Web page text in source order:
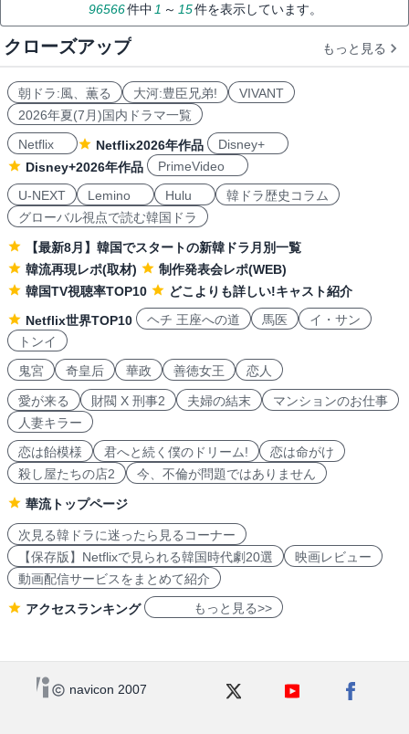
96566件中 1 ～ 15件を表示しています。
クローズアップ もっと見る
朝ドラ:風、薫る 大河:豊臣兄弟!
VIVANT
2026年夏(7月)国内ドラマ一覧
Netflix
Netflix2026年作品
Disney+
Disney+2026年作品
PrimeVideo
U-NEXT
Lemino Hulu
韓ドラ歴史コラム
グローバル視点で読む韓国ドラ
【最新8月】韓国でスタートの新韓ドラ月別一覧
韓流再現レポ(取材)
制作発表会レポ(WEB)
韓国TV視聴率TOP10
どこよりも詳しい!キャスト紹介
Netflix世界TOP10
ヘチ 王座への道 馬医
イ・サン
トンイ
鬼宮
奇皇后 華政 善徳女王 恋人
愛が来る 財閥 X 刑事2 夫婦の結末
マンションのお仕事
人妻キラー
恋は飴模様
君へと続く僕のドリーム!
恋は命がけ
殺し屋たちの店2
今、不倫が問題ではありません
華流トップページ
次見る韓ドラに迷ったら見るコーナー
【保存版】Netflixで見られる韓国時代劇20選
映画レビュー
動画配信サービスをまとめて紹介
アクセスランキング もっと見る>>
navicon 2007